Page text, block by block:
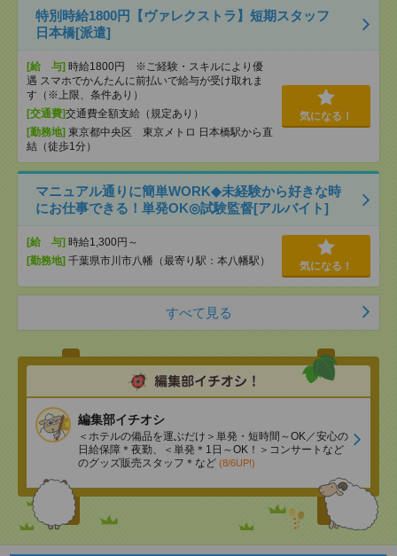
特別時給1800円【ヴァレクストラ】短期スタッフ
日本橋[派遣]
[給 与] 時給1800円 ※ご経験・スキルにより優
遇 スマホでかんたんに前払いで給与が受け取れま
す（※上限、条件あり）
[交通費]交通費全額支給（規定あり）
[勤務地] 東京都中央区 東京メトロ 日本橋駅から直
結（徒歩1分）
気になる！
マニュアル通りに簡単WORK◆未経験から好きな時
にお仕事できる！単発OK◎試験監督[アルバイト]
[給 与] 時給1,300円～
[勤務地] 千葉県市川市八幡（最寄り駅：本八幡駅） 気になる！
すべて見る
編集部イチオシ
＜ホテルの備品を運ぶだけ＞単発・短時間～OK／安心の
日給保障＊夜勤、＜単発＊1日～OK！＞コンサートなど
のグッズ販売スタッフ＊など (8/6UP!)